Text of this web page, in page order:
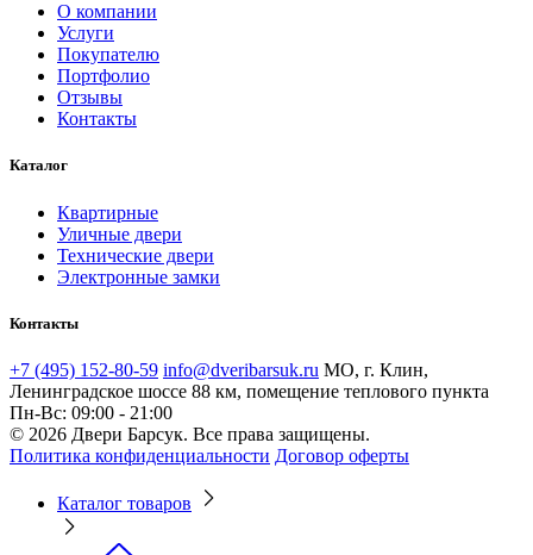
О компании
Услуги
Покупателю
Портфолио
Отзывы
Контакты
Каталог
Квартирные
Уличные двери
Технические двери
Электронные замки
Контакты
+7 (495) 152-80-59 info@dveribarsuk.ru МО, г. Клин,
Ленинградское шоссе 88 км, помещение теплового пункта
Пн-Вс: 09:00 - 21:00
© 2026 Двери Барсук. Все права защищены.
Политика конфиденциальности Договор оферты
Каталог товаров